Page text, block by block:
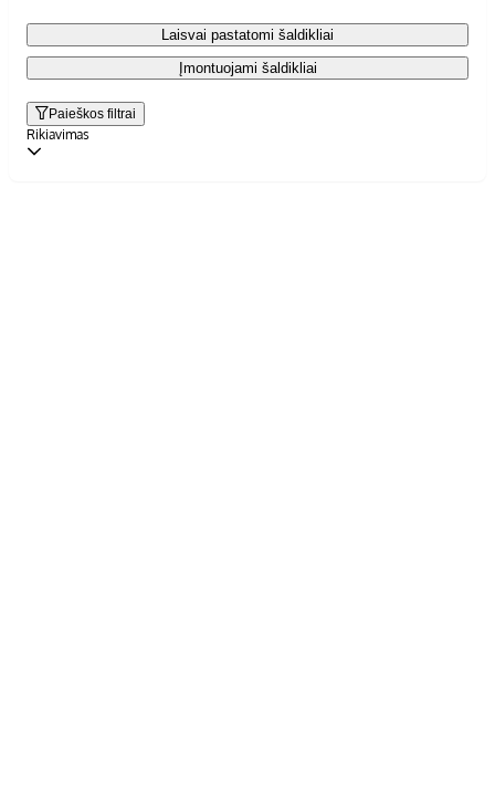
Laisvai pastatomi šaldikliai
Įmontuojami šaldikliai
Paieškos filtrai
Rikiavimas